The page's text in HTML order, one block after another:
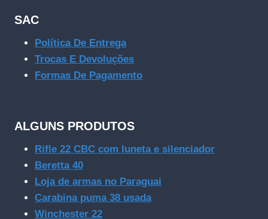
SAC
Política De Entrega
Trocas E Devoluções
Formas De Pagamento
ALGUNS PRODUTOS
Rifle 22 CBC com luneta e silenciador
Beretta 40
Loja de armas no Paraguai
Carabina puma 38 usada
Winchester 22